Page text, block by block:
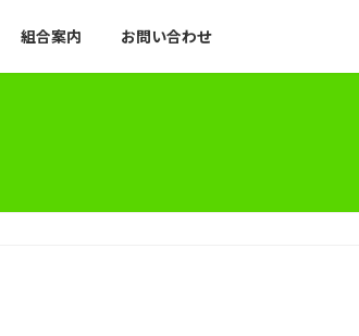
組合案内 お問い合わせ